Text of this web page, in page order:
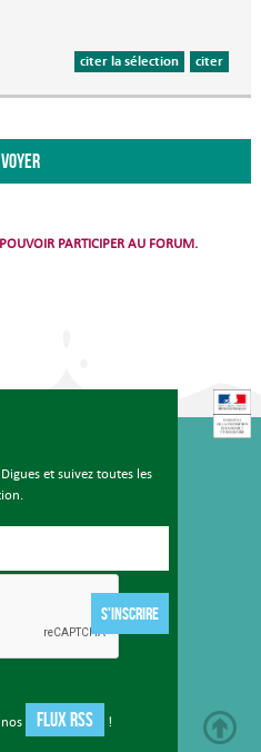
citer
citer la sélection
PARTICIPER AU FORUM.
et suivez toutes les
S'INSCRIRE
FLUX RSS !